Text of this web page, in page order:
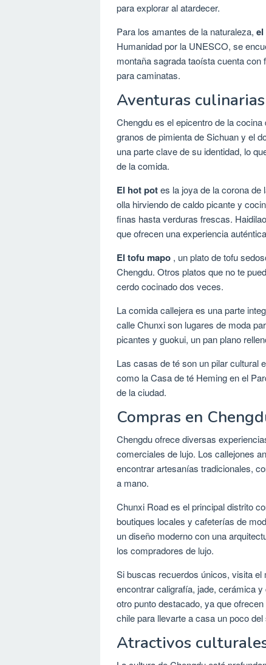
para explorar al atardecer.
Para los amantes de la naturaleza, el
Humanidad por la UNESCO, se
montaña sagrada taoísta cuenta
para caminatas.
Aventuras
Chengdu es el epicentro de la
granos de pimienta de Sichuan y el
una parte clave de su identidad, lo
de la comida.
El hot potes la joya de la corona de
olla hirviendo de caldo picante y
finas hasta verduras frescas.
que ofrecen una experiencia
El tofu mapo , un plato de tofu
Chengdu. Otros platos que no te
cerdo cocinado dos veces.
La comida callejera es una parte
calle Chunxi son lugares de moda
picantes y guokui, un pan plano
Las casas de té son un pilar cultural
como la Casa de té Heming en el
de la ciudad.
Compras en
Chengdu ofrece diversas
comerciales de lujo. Los callejones
encontrar artesanías tradicionales,
a mano.
Chunxi Road es el principal distrito
boutiques locales y cafeterías de
un diseño moderno con una
los compradores de lujo.
Si buscas recuerdos únicos, visita el
encontrar caligrafía, jade, cerámica
otro punto destacado, ya que
chile para llevarte a casa un poco
Atractivos